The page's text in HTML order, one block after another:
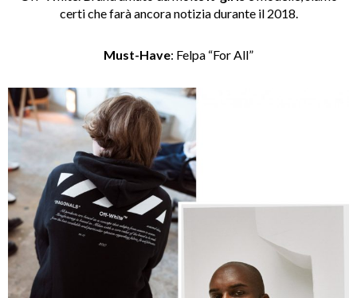
certi che farà ancora notizia durante il 2018.
Must-Have: Felpa “For All”